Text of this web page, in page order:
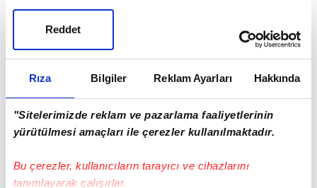
Rıza Bilgiler Reklam Ayarları Hakkında
"Sitelerimizde reklam ve pazarlama faaliyetlerinin
yürütülmesi amaçları ile çerezler kullanılmaktadır.
Bu çerezler, kullanıcıların tarayıcı ve cihazlarını
tanımlayarak çalışırlar.
Reddet
eşi Mesude Özbek, Fatih Terim ile eşi Fulya Terim,
kızı Buse Terim, Galatasaray Yönetim Kurulu Üyeleri
ve eşleri katıldı.
Dursun Özbek, günün anısına, Fatih Terim'in 50 yıl
önceki transferi konusunda kulübün yönetim
kurulunda alınan kararın belgesini hediye etti.
Efsanemiz "İmparator" Fatih Terim'in Galatasaray'a
attığı ilk imzanın 50. yıl dönümü dolayısıyla